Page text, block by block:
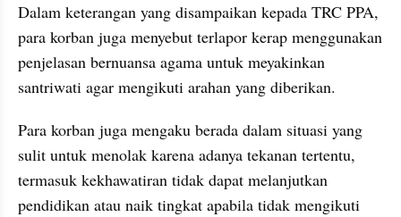
Dalam keterangan yang disampaikan kepada TRC PPA,
para korban juga menyebut terlapor kerap menggunakan
penjelasan bernuansa agama untuk meyakinkan
santriwati agar mengikuti arahan yang diberikan.
Para korban juga mengaku berada dalam situasi yang
sulit untuk menolak karena adanya tekanan tertentu,
termasuk kekhawatiran tidak dapat melanjutkan
pendidikan atau naik tingkat apabila tidak mengikuti